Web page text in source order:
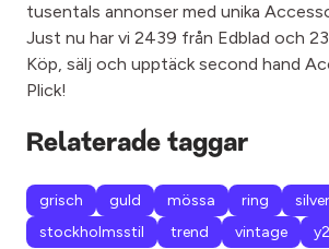
tusentals annonser med unika
Just nu har vi 2439 från Edblad och
Köp, sälj och upptäck second hand
Plick!
Relaterade taggar
grisch guld mössa ring silver
stockholmsstil
trend vintage